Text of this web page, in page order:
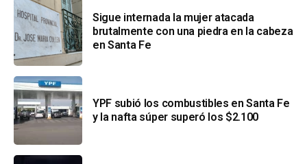
Sigue internada la mujer atacada
brutalmente con una piedra en la cabeza
en Santa Fe
YPF subió los combustibles en Santa Fe
y la nafta súper superó los $2.100